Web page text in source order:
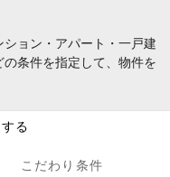
ョン・アパート・一戸建
条件を指定して、物件を
る
こだわり条件